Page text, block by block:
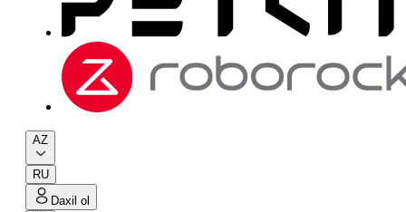
AZ
RU
Daxil ol